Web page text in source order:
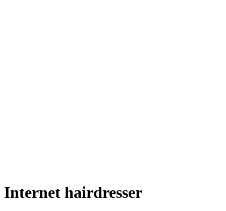
Internet hairdresser